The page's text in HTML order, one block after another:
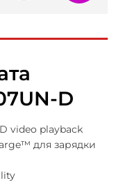
D
video playback
для зарядки